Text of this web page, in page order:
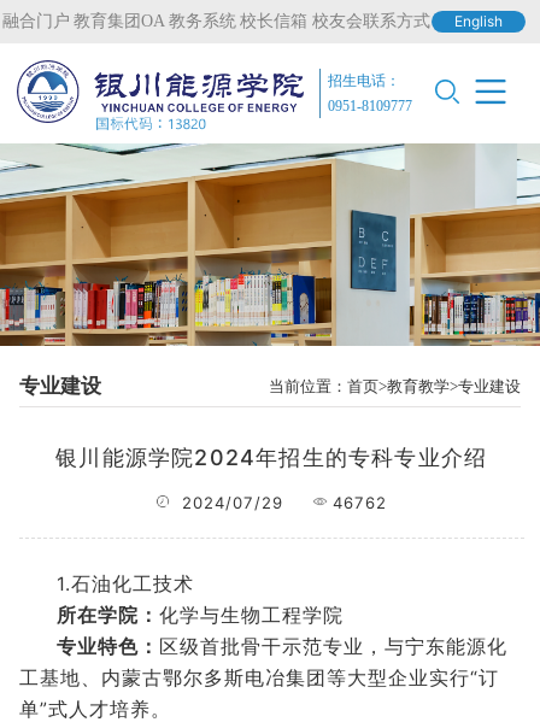
融合门户 教育集团OA 教务系统 校长信箱 校友会联系方式 English
招生电话：
0951-8109777
专业建设 当前位置：首页 教育教学 专业建设
银川能源学院2024年招生的专科专业介绍
2024/07/29 46762
1.石油化工技术
所在学院： 化学与生物工程学院
专业特色： 区级首批骨干示范专业，与宁东能源化
工基地、内蒙古鄂尔多斯电冶集团等大型企业实行“订
单”式人才培养。